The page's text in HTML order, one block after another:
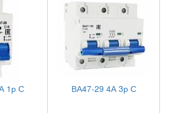
1р С ВА47-29 4А 3р С